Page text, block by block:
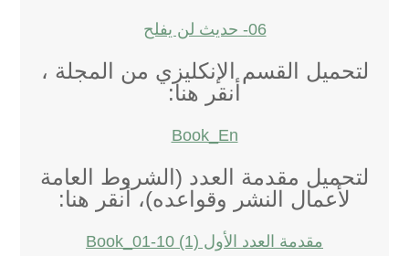
06- حديث لن يفلح
لتحميل القسم الإنكليزي من المجلة ،
أنقر هنا:
Book_En
لتحميل مقدمة العدد (الشروط العامة
لأعمال النشر وقواعده)، أنقر هنا:
مقدمة العدد الأول Book_01-10 (1)